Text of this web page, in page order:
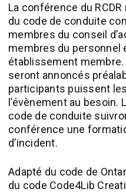
La conférence du
du code de conduite
membres du conseil
membres du personnel
établissement
seront annoncés
participants puissent
l’évènement au
code de conduite
conférence une
d’incident.
Adapté du code de
du code Code4Lib